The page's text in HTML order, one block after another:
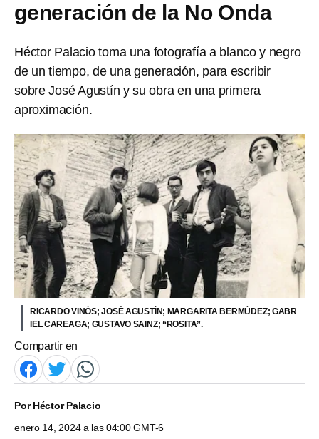
generación de la No Onda
Héctor Palacio toma una fotografía a blanco y negro
de un tiempo, de una generación, para escribir
sobre José Agustín y su obra en una primera
aproximación.
RICARDO VINÓS; JOSÉ AGUSTÍN; MARGARITA BERMÚDEZ; GABR
IEL CAREAGA; GUSTAVO SAINZ; “ROSITA”.
Compartir en
PorHéctor Palacio
enero 14, 2024 a las 04:00 GMT-6